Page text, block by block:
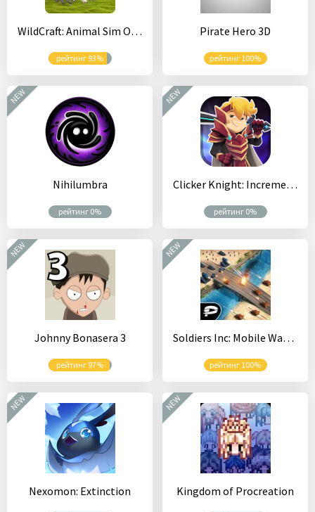
WildCraft: Animal Sim Online 3D
рейтинг 93%
Pirate Hero 3D
рейтинг 100%
Nihilumbra
рейтинг 0%
NEW
Clicker Knight: Incremental Idle RPG
рейтинг 0%
NEW
Johnny Bonasera 3
рейтинг 97%
NEW
Soldiers Inc: Mobile Warfare
рейтинг 100%
NEW
Nexomon: Extinction
NEW
Kingdom of Procreation
NEW